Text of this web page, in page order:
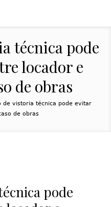
técnica pode
locador e
de obras
de vistoria técnica pode evitar
de obras
pode